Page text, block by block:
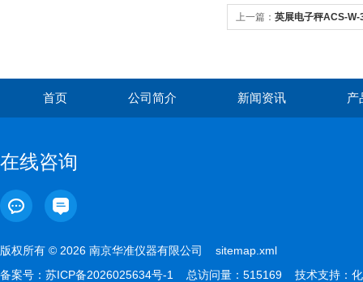
上一篇： 英展电子秤ACS-
首页 公司简介 新闻资讯 产
在线咨询
版权所有 © 2026 南京华准仪器有限公司 sitemap.xml
备案号： 苏ICP备2026025634号-1 总访问量：515169 技术支持： 化